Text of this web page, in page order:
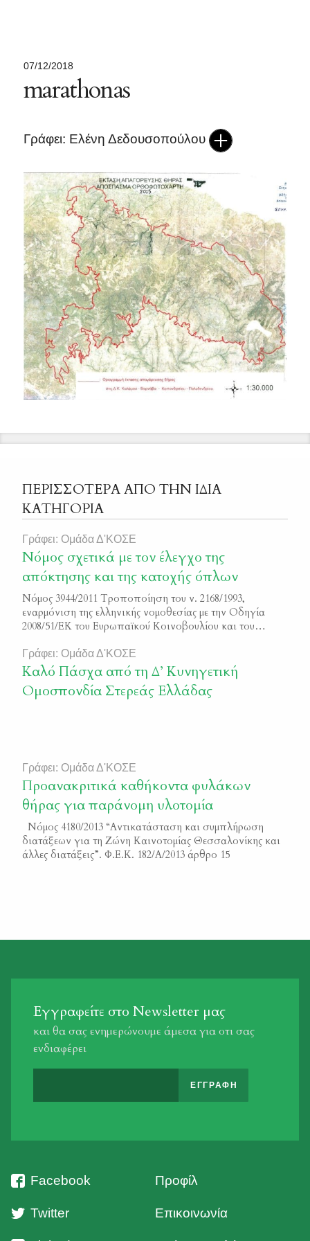
07/12/2018
marathonas
Γράφει: Ελένη Δεδουσοπούλου
ΠΕΡΙΣΣΟΤΕΡΑ ΑΠΟ ΤΗΝ ΙΔΙΑ
ΚΑΤΗΓΟΡΙΑ
Γράφει: Ομάδα Δ'ΚΟΣΕ
Νόμος σχετικά με τον έλεγχο της
απόκτησης και της κατοχής όπλων
Νόμος 3944/2011 Τροποποίηση του ν. 2168/1993,
εναρμόνιση της ελληνικής νομοθεσίας με την Οδηγία
2008/51/ΕΚ του Ευρωπαϊκού Κοινοβουλίου και του
της Οδηγίας 91/477/ΕΟΚ του Συμβουλίου σχετικά με τον
έλεγχο της απόκτησης και της κατοχής όπλων» και άλλες
διατάξεις Φ.Ε.Κ. 67/Α/2011
Γράφει: Ομάδα Δ'ΚΟΣΕ
Καλό Πάσχα από τη Δ’ Κυνηγετική
Ομοσπονδία Στερεάς Ελλάδας
Γράφει: Ομάδα Δ'ΚΟΣΕ
Προανακριτικά καθήκοντα φυλάκων
θήρας για παράνομη υλοτομία
Νόμος 4180/2013 “Aντικατάσταση και συμπλήρωση
διατάξεων για τη Ζώνη Καινοτομίας Θεσσαλονίκης και
άλλες διατάξεις”. Φ.Ε.Κ. 182/Α/2013 άρθρο 15
Εγγραφείτε στο Newsletter μας
και θα σας ενημερώνουμε άμεσα για οτι σας
ενδιαφέρει
Facebook
Twitter
Προφίλ
Επικοινωνία